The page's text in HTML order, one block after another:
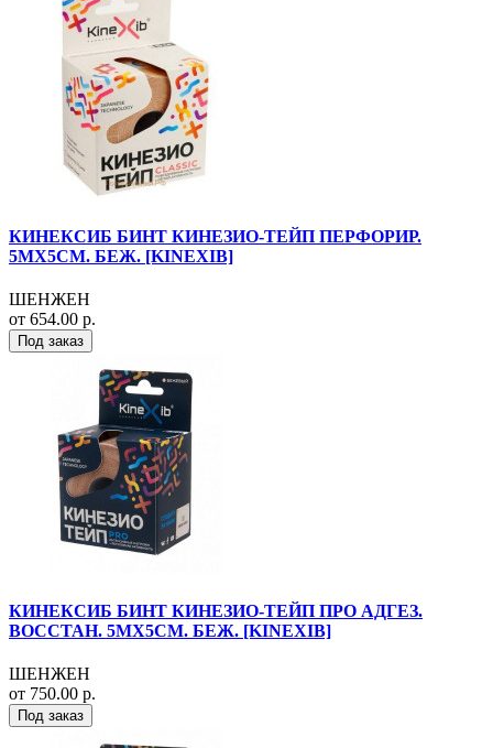
КИНЕКСИБ БИНТ КИНЕЗИО-ТЕЙП ПЕРФОРИР.
5МХ5СМ. БЕЖ. [KINEXIB]
ШЕНЖЕН
от 654.00 р.
Под заказ
КИНЕКСИБ БИНТ КИНЕЗИО-ТЕЙП ПРО АДГЕЗ.
ВОССТАН. 5МХ5СМ. БЕЖ. [KINEXIB]
ШЕНЖЕН
от 750.00 р.
Под заказ